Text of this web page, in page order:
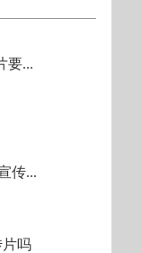
要...
传...
吗